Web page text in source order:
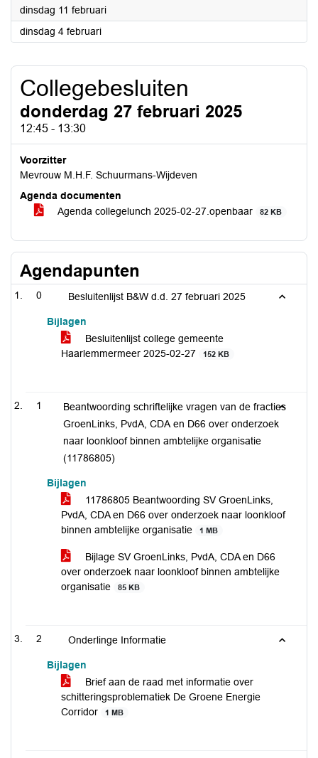
dinsdag 11 februari2025
dinsdag 4 februari2025
Collegebesluiten
donderdag 27 februari 2025
12:45 - 13:30
Voorzitter
Mevrouw M.H.F. Schuurmans-Wijdeven
Agenda documenten
Agenda collegelunch 2025-02-27.openbaar
82 KB
Agendapunten
0 Besluitenlijst B&W d.d. 27 februari 2025
Bijlagen
Besluitenlijst college gemeente
Haarlemmermeer 2025-02-27
152 KB
1
Beantwoording schriftelijke vragen van de fracties
GroenLinks, PvdA, CDA en D66 over onderzoek
naar loonkloof binnen ambtelijke organisatie
(11786805)
Bijlagen
11786805 Beantwoording SV GroenLinks,
PvdA, CDA en D66 over onderzoek naar loonkloof
binnen ambtelijke organisatie
1 MB
Bijlage SV GroenLinks, PvdA, CDA en D66
over onderzoek naar loonkloof binnen ambtelijke
organisatie
85 KB
2 Onderlinge Informatie
Bijlagen
Brief aan de raad met informatie over
schitteringsproblematiek De Groene Energie
Corridor
1 MB